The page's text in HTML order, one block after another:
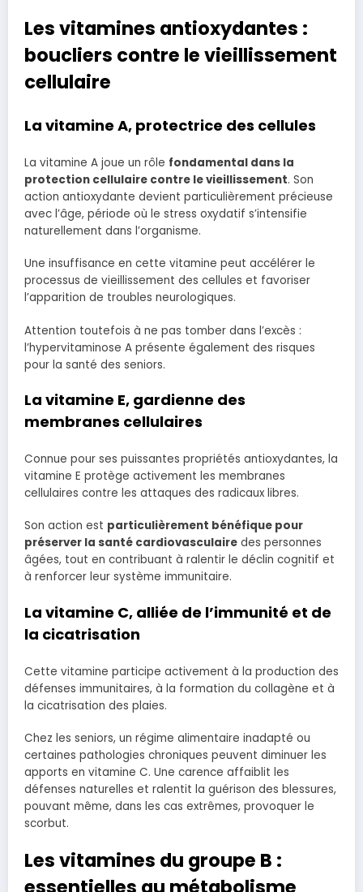
Les vitamines antioxydantes :
boucliers contre le vieillissement
cellulaire
La vitamine A, protectrice des cellules
La vitamine A joue un rôle fondamental dans la
protection cellulaire contre le vieillissement. Son
action antioxydante devient particulièrement précieuse
avec l’âge, période où le stress oxydatif s’intensifie
naturellement dans l’organisme.
Une insuffisance en cette vitamine peut accélérer le
processus de vieillissement des cellules et favoriser
l’apparition de troubles neurologiques.
Attention toutefois à ne pas tomber dans l’excès :
l’hypervitaminose A présente également des risques
pour la santé des seniors.
La vitamine E, gardienne des
membranes cellulaires
Connue pour ses puissantes propriétés antioxydantes, la
vitamine E protège activement les membranes
cellulaires contre les attaques des radicaux libres.
Son action est particulièrement bénéfique pour
préserver la santé cardiovasculaire des personnes
âgées, tout en contribuant à ralentir le déclin cognitif et
à renforcer leur système immunitaire.
La vitamine C, alliée de l’immunité et de
la cicatrisation
Cette vitamine participe activement à la production des
défenses immunitaires, à la formation du collagène et à
la cicatrisation des plaies.
Chez les seniors, un régime alimentaire inadapté ou
certaines pathologies chroniques peuvent diminuer les
apports en vitamine C. Une carence affaiblit les
défenses naturelles et ralentit la guérison des blessures,
pouvant même, dans les cas extrêmes, provoquer le
scorbut.
Les vitamines du groupe B :